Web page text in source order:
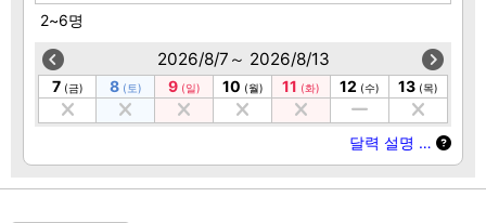
2~6명
2026/8/7～ 2026/8/13
7 (금) 8 (토) 9 (일) 10 (월) 11 (화) 12 (수) 13 (목)
달력 설명 …